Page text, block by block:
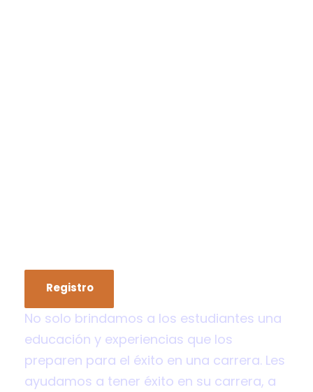
Registro
No solo brindamos a los estudiantes una
educación y experiencias que los
preparen para el éxito en una carrera. Les
ayudamos a tener éxito en su carrera, a